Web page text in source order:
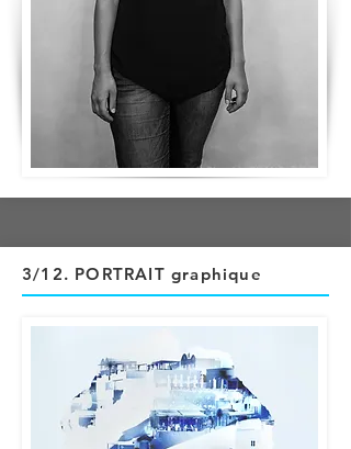
3/12. PORTRAIT graphique